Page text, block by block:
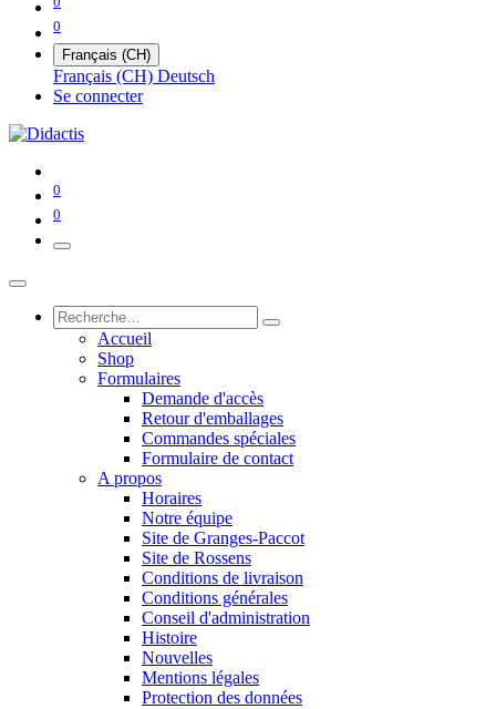
0
Français (CH)
Français (CH) Deutsch
Se connecter
0
0
Accueil
Shop
Formulaires
Demande d'accès
Retour d'emballages
Commandes spéciales
Formulaire de contact
A propos
Horaires
Notre équipe
Site de Granges-Paccot
Site de Rossens
Conditions de livraison
Conditions générales
Conseil d'administration
Histoire
Nouvelles
Mentions légales
Protection des données